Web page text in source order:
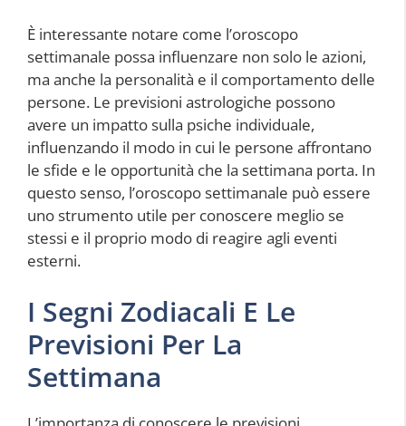
È interessante notare come l’oroscopo
settimanale possa influenzare non solo le azioni,
ma anche la personalità e il comportamento delle
persone. Le previsioni astrologiche possono
avere un impatto sulla psiche individuale,
influenzando il modo in cui le persone affrontano
le sfide e le opportunità che la settimana porta. In
questo senso, l’oroscopo settimanale può essere
uno strumento utile per conoscere meglio se
stessi e il proprio modo di reagire agli eventi
esterni.
I Segni Zodiacali E Le
Previsioni Per La
Settimana